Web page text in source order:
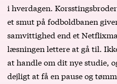
i hverdagen.
et smut på fodboldbanen
samvittighed end et
læsningen lettere at gå til.
at handle om dit nye studie,
dejligt at få en pause og